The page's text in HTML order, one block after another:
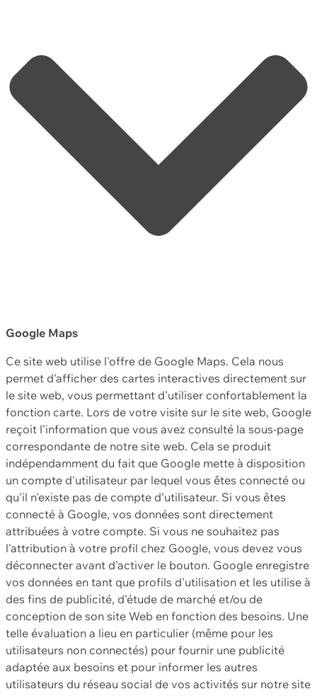
Google Maps
Ce site web utilise l'offre de Google Maps. Cela nous
permet d'afficher des cartes interactives directement sur
le site web, vous permettant d'utiliser confortablement la
fonction carte. Lors de votre visite sur le site web, Google
reçoit l'information que vous avez consulté la sous-page
correspondante de notre site web. Cela se produit
indépendamment du fait que Google mette à disposition
un compte d'utilisateur par lequel vous êtes connecté ou
qu'il n'existe pas de compte d'utilisateur. Si vous êtes
connecté à Google, vos données sont directement
attribuées à votre compte. Si vous ne souhaitez pas
l'attribution à votre profil chez Google, vous devez vous
déconnecter avant d'activer le bouton. Google enregistre
vos données en tant que profils d'utilisation et les utilise à
des fins de publicité, d'étude de marché et/ou de
conception de son site Web en fonction des besoins. Une
telle évaluation a lieu en particulier (même pour les
utilisateurs non connectés) pour fournir une publicité
adaptée aux besoins et pour informer les autres
utilisateurs du réseau social de vos activités sur notre site